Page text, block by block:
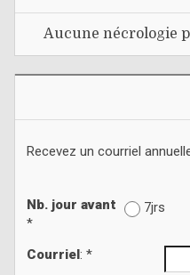
Aucune nécrologie
Recevez un courriel
Nb. jour avant
*
7jrs
Courriel: *